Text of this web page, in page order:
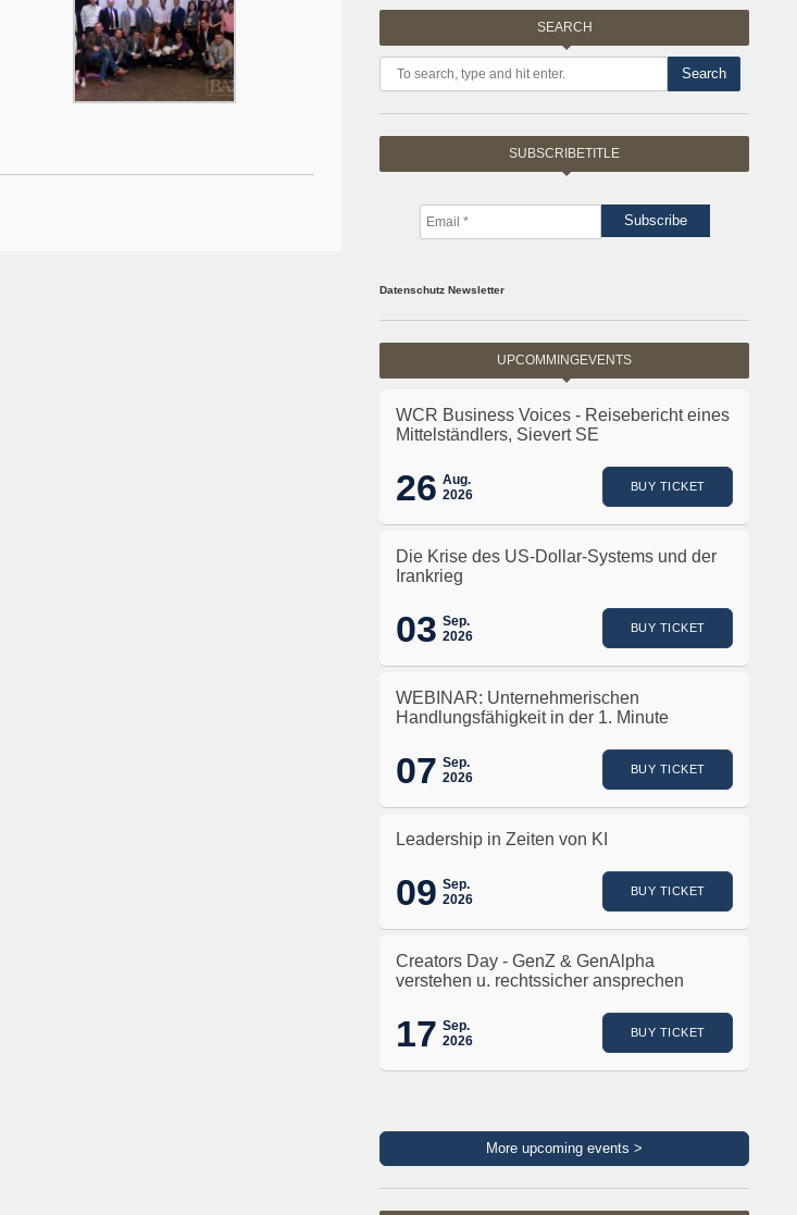
SEARCH
Search
SUBSCRIBETITLE
Datenschutz Newsletter
UPCOMMINGEVENTS
WCR Business Voices - Reisebericht eines
Mittelständlers, Sievert SE
26 Aug.
2026
BUY TICKET
Die Krise des US-Dollar-Systems und der
Irankrieg
03 Sep.
2026
BUY TICKET
WEBINAR: Unternehmerischen
Handlungsfähigkeit in der 1. Minute
07 Sep.
2026
BUY TICKET
Leadership in Zeiten von KI
09 Sep.
2026
BUY TICKET
Creators Day - GenZ & GenAlpha
verstehen u. rechtssicher ansprechen
17 Sep.
2026
BUY TICKET
More upcoming events >